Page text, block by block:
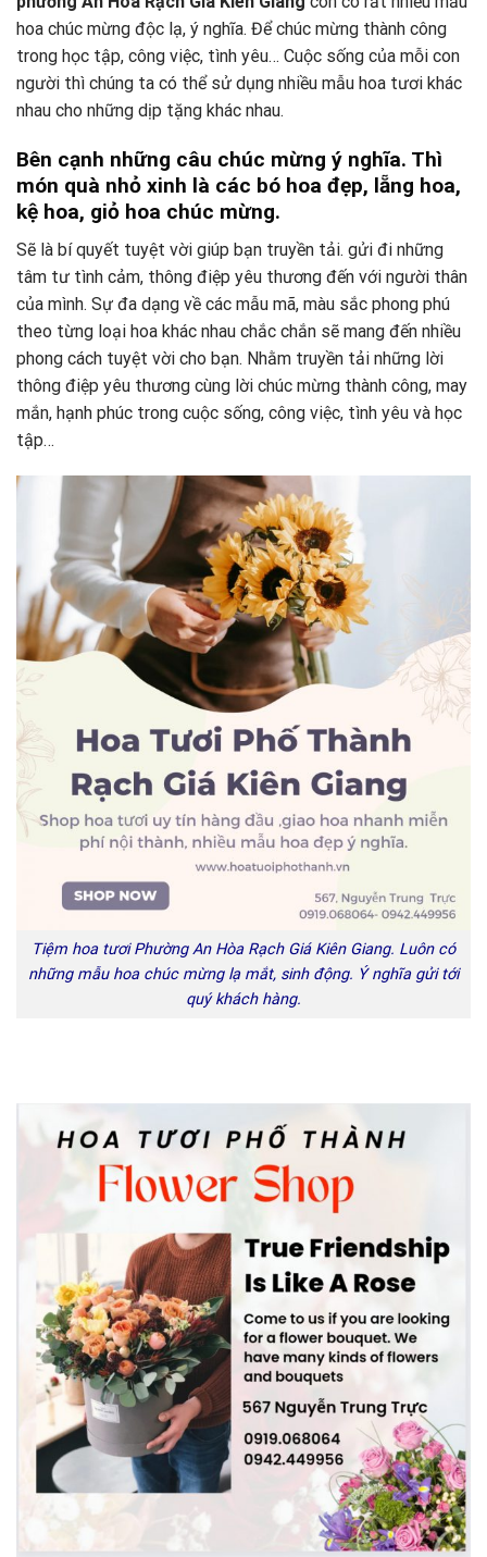
hoa chúc mừng độc lạ, ý nghĩa. Để chúc mừng thành công
trong học tập, công việc, tình yêu… Cuộc sống của mỗi con
người thì chúng ta có thể sử dụng nhiều mẫu hoa tươi khác
nhau cho những dịp tặng khác nhau.
Bên cạnh những câu chúc mừng ý nghĩa. Thì
món quà nhỏ xinh là các bó hoa đẹp, lẵng hoa,
kệ hoa, giỏ hoa chúc mừng.
Sẽ là bí quyết tuyệt vời giúp bạn truyền tải. gửi đi những
tâm tư tình cảm, thông điệp yêu thương đến với người thân
của mình. Sự đa dạng về các mẫu mã, màu sắc phong phú
theo từng loại hoa khác nhau chắc chắn sẽ mang đến nhiều
phong cách tuyệt vời cho bạn. Nhằm truyền tải những lời
thông điệp yêu thương cùng lời chúc mừng thành công, may
mắn, hạnh phúc trong cuộc sống, công việc, tình yêu và học
tập…
Tiệm hoa tươi Phường An Hòa Rạch Giá Kiên Giang. Luôn có
những mẫu hoa chúc mừng lạ mắt, sinh động. Ý nghĩa gửi tới
quý khách hàng.